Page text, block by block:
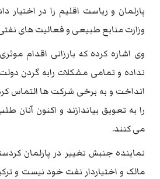
پارلمان و ریاست اقلیم را در
وزارت منابع طبیعی و فعالیت های
وی اشاره کرده که بارزانی اقدام
نداده و تمامی مشکلات رابه گردن
انداخت و به برخی شرکت ها التماس
را به تعویق بیاندازند و اکنون آنان
می کنند.
نماینده جنبش تغییر در پارلمان
مالک و اختیاردار نفت خود نیست و